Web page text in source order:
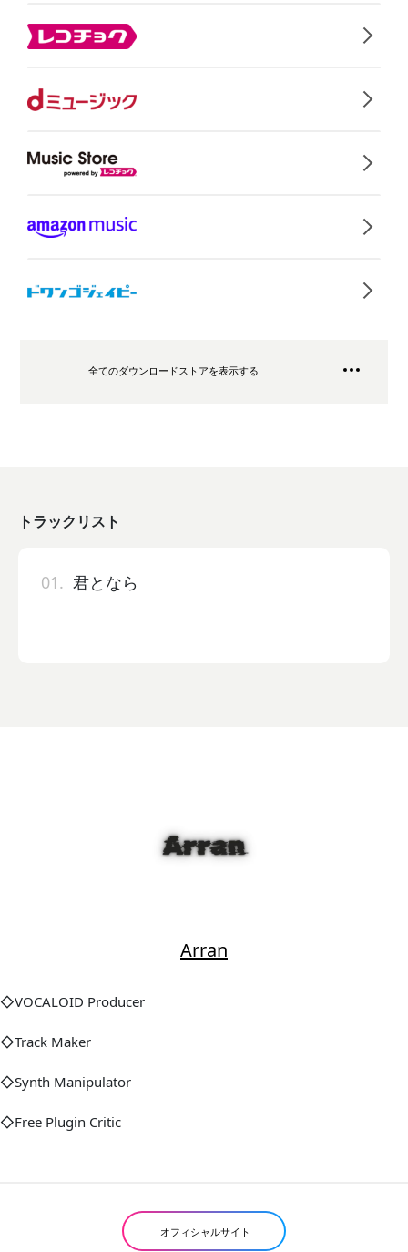
全てのダウンロードストアを表示する
トラックリスト
01. 君となら
Arran
◇VOCALOID Producer
◇Track Maker
◇Synth Manipulator
◇Free Plugin Critic
オフィシャルサイト